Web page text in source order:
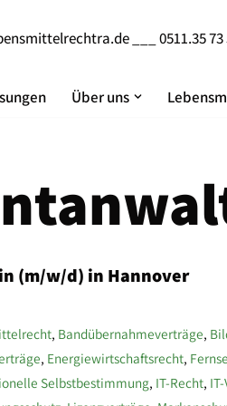
0511.35 73
Über uns
(m/w/d) in Hannover
, Bandübernahmeverträge,
, Energiewirtschaftsrecht,
Selbstbestimmung, IT-Recht,